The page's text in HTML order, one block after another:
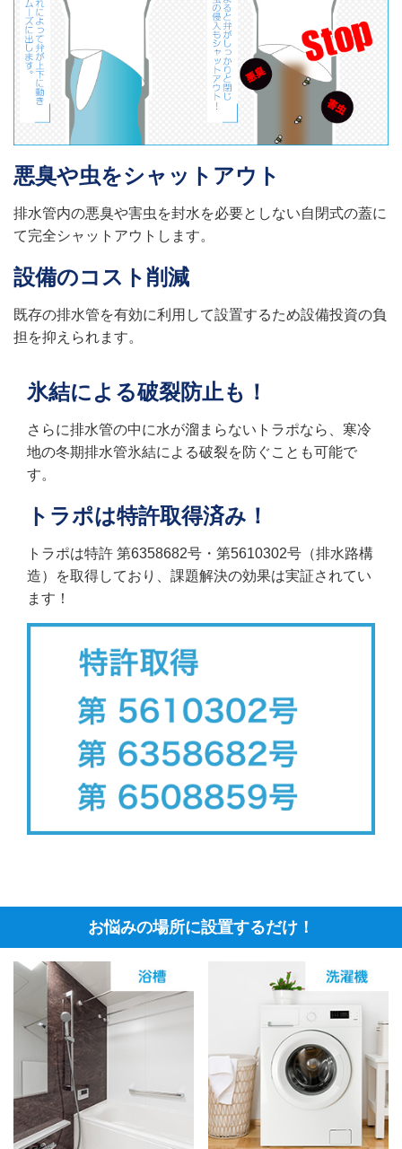
悪臭や虫をシャットアウト
排水管内の悪臭や害虫を封水を必要としない自閉式の蓋に
て完全シャットアウトします。
設備のコスト削減
既存の排水管を有効に利用して設置するため設備投資の負
担を抑えられます。
氷結による破裂防止も！
さらに排水管の中に水が溜まらないトラポなら、寒冷
地の冬期排水管氷結による破裂を防ぐことも可能で
す。
トラポは特許取得済み！
トラポは特許 第6358682号・第5610302号（排水路構
造）を取得しており、課題解決の効果は実証されてい
ます！
お悩みの場所に設置するだけ！